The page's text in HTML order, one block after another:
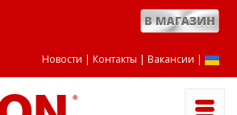
Новости Контакты Вакансии |